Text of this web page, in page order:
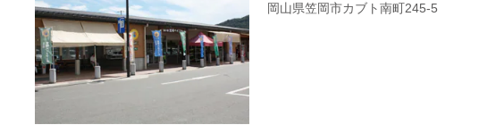
岡山県笠岡市カブト南町245‐5